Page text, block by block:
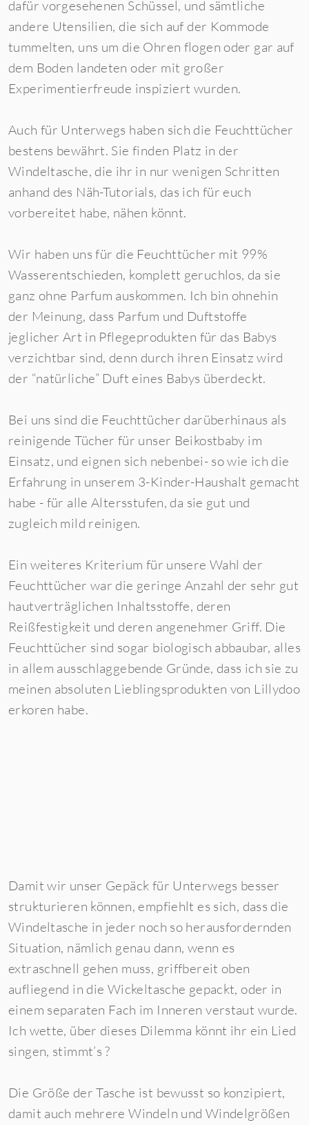
dafür vorgesehenen Schüssel, und sämtliche
andere Utensilien, die sich auf der Kommode
tummelten, uns um die Ohren flogen oder gar auf
dem Boden landeten oder mit großer
Experimentierfreude inspiziert wurden.
Auch für Unterwegs haben sich die Feuchttücher
bestens bewährt. Sie finden Platz in der
Windeltasche, die ihr in nur wenigen Schritten
anhand des Näh-Tutorials, das ich für euch
vorbereitet habe, nähen könnt.
Wir haben uns für die Feuchttücher mit 99%
Wasserentschieden, komplett geruchlos, da sie
ganz ohne Parfum auskommen. Ich bin ohnehin
der Meinung, dass Parfum und Duftstoffe
jeglicher Art in Pflegeprodukten für das Babys
verzichtbar sind, denn durch ihren Einsatz wird
der “natürliche” Duft eines Babys überdeckt.
Bei uns sind die Feuchttücher darüberhinaus als
reinigende Tücher für unser Beikostbaby im
Einsatz, und eignen sich nebenbei- so wie ich die
Erfahrung in unserem 3-Kinder-Haushalt gemacht
habe - für alle Altersstufen, da sie gut und
zugleich mild reinigen.
Ein weiteres Kriterium für unsere Wahl der
Feuchttücher war die geringe Anzahl der sehr gut
hautverträglichen Inhaltsstoffe, deren
Reißfestigkeit und deren angenehmer Griff. Die
Feuchttücher sind sogar biologisch abbaubar, alles
in allem ausschlaggebende Gründe, dass ich sie zu
meinen absoluten Lieblingsprodukten von Lillydoo
erkoren habe.
Damit wir unser Gepäck für Unterwegs besser
strukturieren können, empfiehlt es sich, dass die
Windeltasche in jeder noch so herausfordernden
Situation, nämlich genau dann, wenn es
extraschnell gehen muss, griffbereit oben
aufliegend in die Wickeltasche gepackt, oder in
einem separaten Fach im Inneren verstaut wurde.
Ich wette, über dieses Dilemma könnt ihr ein Lied
singen, stimmt’s ?
Die Größe der Tasche ist bewusst so konzipiert,
damit auch mehrere Windeln und Windelgrößen